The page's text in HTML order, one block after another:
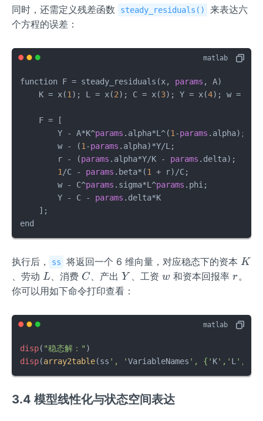
同时，还需定义残差函数 steady_residuals()
来表达六
个方程的误差：
function F = steady_residuals(x, params , A)
    K = x(
1); L = x(2); C = x(3); Y = x(4); w = x(
    F = [
        Y - A*K^
params .alpha*L^(1-params .alpha);
        w - (
1-params .alpha)*Y/L;
        r - (
params .alpha*Y/K - params .delta);
1/C - params .beta*(1 + r)/C;
        w - C^
params .sigma*L^params .phi;
        Y - C -
params .delta*K
    ];
end
执行后， ss 将返回一个 6 维向量，对应稳态下的资本 K
K
、劳动 L
L、消费 C
C、产出Y
Y 、工资 w
w 和资本回报率r
r。
你可以用如下命令打印查看：
disp( "稳态解："
disp(array2table(ss ', 'VariableNames ', {' K',' L','
3.4 模型线性化与状态空间表达